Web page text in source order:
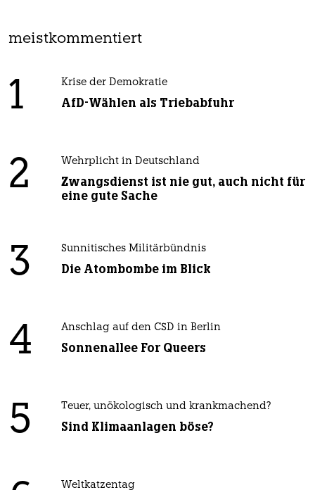
meistkommentiert
1 Krise der Demokratie
AfD-Wählen als Triebabfuhr
2 Wehrplicht in Deutschland
Zwangsdienst ist nie gut, auch nicht für
eine gute Sache
3 Sunnitisches Militärbündnis
Die Atombombe im Blick
4 Anschlag auf den CSD in Berlin
Sonnenallee For Queers
5 Teuer, unökologisch und krankmachend?
Sind Klimaanlagen böse?
Weltkatzentag